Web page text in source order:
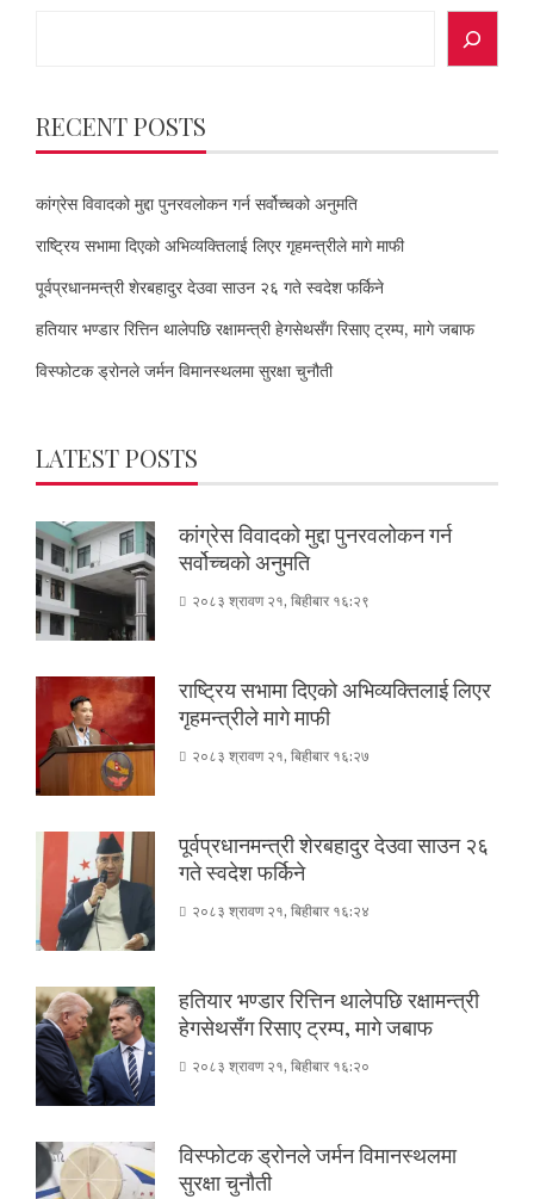
RECENT POSTS
कांग्रेस विवादको मुद्दा पुनरवलोकन गर्न सर्वोच्चको अनुमति
राष्ट्रिय सभामा दिएको अभिव्यक्तिलाई लिएर गृहमन्त्रीले मागे माफी
पूर्वप्रधानमन्त्री शेरबहादुर देउवा साउन २६ गते स्वदेश फर्किने
हतियार भण्डार रित्तिन थालेपछि रक्षामन्त्री हेगसेथसँग रिसाए ट्रम्प, मागे जबाफ
विस्फोटक ड्रोनले जर्मन विमानस्थलमा सुरक्षा चुनौती
LATEST POSTS
कांग्रेस विवादको मुद्दा पुनरवलोकन गर्न
सर्वोच्चको अनुमति
२०८३ श्रावण २१, बिहीबार १६:२९
राष्ट्रिय सभामा दिएको अभिव्यक्तिलाई लिएर
गृहमन्त्रीले मागे माफी
२०८३ श्रावण २१, बिहीबार १६:२७
पूर्वप्रधानमन्त्री शेरबहादुर देउवा साउन २६
गते स्वदेश फर्किने
२०८३ श्रावण २१, बिहीबार १६:२४
हतियार भण्डार रित्तिन थालेपछि रक्षामन्त्री
हेगसेथसँग रिसाए ट्रम्प, मागे जबाफ
२०८३ श्रावण २१, बिहीबार १६:२०
विस्फोटक ड्रोनले जर्मन विमानस्थलमा
सुरक्षा चुनौती